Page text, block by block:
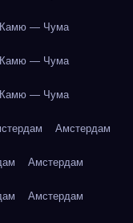
Камю — Чума
Камю — Чума
Камю — Чума
Амстердам
Амстердам
Амстердам